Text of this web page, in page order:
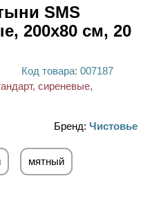
SMS
200х80 см, 20
Код товара: 007187
Бренд: Чистовье
мятный